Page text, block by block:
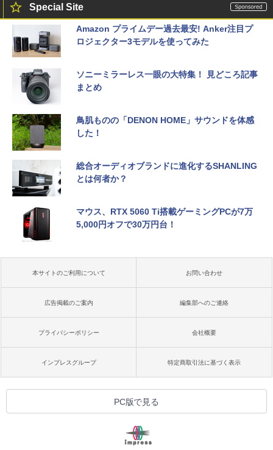
Special Site
Amazon プライムデー過去最安! Anker注目プ
ロジェクター3モデルを使ってみた
ソニーミラーレス一眼の大特集！ 見どころ記事
まとめ
鳥肌ものの「DENON HOME」サウンドを体感
した！
総合オーディオブランドに進化するSHANLING
とは何者か？
マウス、RTX 5060 Ti搭載ゲーミングPCが7万
5,000円オフで30万円台！
本サイトのご利用について お問い合わせ
広告掲載のご案内 編集部へのご連絡
プライバシーポリシー 会社概要
インプレスグループ 特定商取引法に基づく表示
PC版で見る